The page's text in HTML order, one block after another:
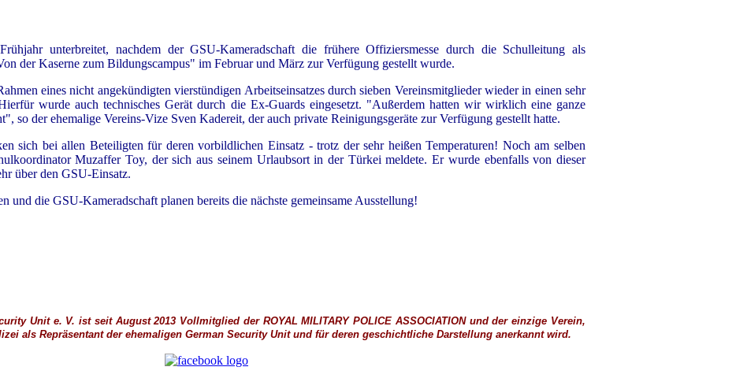
unterbreitet, nachdem der GSU-Kameradschaft die frühere Offiziersmesse durch die Schulleitung als
der Kaserne zum Bildungscampus" im Februar und März zur Verfügung gestellt wurde.
eines nicht angekündigten vierstündigen Arbeitseinsatzes durch sieben Vereinsmitglieder wieder in einen sehr
wurde auch technisches Gerät durch die Ex-Guards eingesetzt. "Außerdem hatten wir wirklich eine ganze
so der ehemalige Vereins-Vize Sven Kadereit, der auch private Reinigungsgeräte zur Verfügung gestellt hatte.
sich bei allen Beteiligten für deren vorbildlichen Einsatz - trotz der sehr heißen Temperaturen! Noch am selben
Muzaffer Toy, der sich aus seinem Urlaubsort in der Türkei meldete. Er wurde ebenfalls von dieser
über den GSU-Einsatz.
und die GSU-Kameradschaft planen bereits die nächste gemeinsame Ausstellung!
Unit e. V. ist seit August 2013 Vollmitglied der ROYAL MILITARY POLICE ASSOCIATIONund der einzige Verein,
als Repräsentant der ehemaligen German Security Unit und für deren geschichtliche Darstellung anerkannt wird.